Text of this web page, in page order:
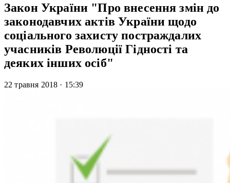
Закон України "Про внесення змін до
законодавчих актів України щодо
соціального захисту постраждалих
учасників Революції Гідності та
деяких інших осіб"
22 травня 2018 · 15:39